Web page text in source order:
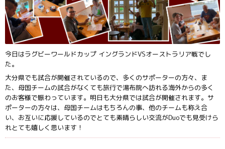
今日はラグビーワールドカップ イングランドVSオーストラリア戦でし
た。
大分県でも試合が開催されているので、多くのサポーターの方々、ま
た、母国チームの試合がなくても旅行で湯布院へ訪れる海外からの多く
のお客様で賑わっています。明日も大分県では試合が開催されます。サ
ポーターの方々は、母国チームはもちろんの事、他のチームも称え合
い、お互いに応援しているのでとても素晴らしい交流がDuoでも見受けら
れとても嬉しく思います！